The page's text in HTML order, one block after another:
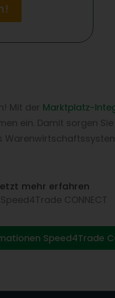
Mit der Marktplatz-
ein. Damit sorgen
mehr erfahren
CONNECT
Speed4Trade